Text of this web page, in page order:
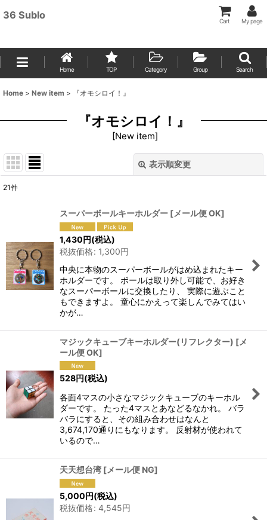
36 Sublo
Cart My page
Home TOP Category Group Search
Home > New item > 『オモシロイ！』
『オモシロイ！』
[New item]
表示順変更
21件
スーパーボールキーホルダー [メール便 OK]
1,430円(税込)
税抜価格: 1,300円
中央に本物のスーパーボールがはめ込まれたキー
ホルダーです。 ボールは取り外し可能で、お好き
なスーパーボールに交換したり、 実際に遊ぶこと
もできますよ。 童心にかえって楽しんでみてはい
かが…
マジックキューブキーホルダー(リフレクター) [メ
ール便 OK]
528円(税込)
各面4マスの小さなマジックキューブのキーホル
ダーです。 たった4マスとあなどるなかれ。 バラ
バラにすると、その組み合わせはなんと
3,674,170通りにもなります。 反射材が使われて
いるので…
天天想台湾 [メール便 NG]
5,000円(税込)
税抜価格: 4,545円